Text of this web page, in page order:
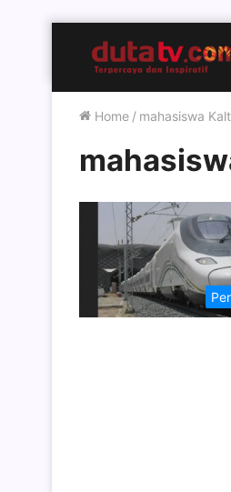
Home / mahasiswa